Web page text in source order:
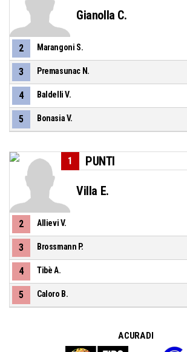
Gianolla C.
2 Marangoni S.
3 Premasunac N.
4 Baldelli V.
5 Bonasia V.
PUNTI
1
Villa E.
2 Allievi V.
3 Brossmann P.
4 Tibè A.
5 Caloro B.
A CURA DI